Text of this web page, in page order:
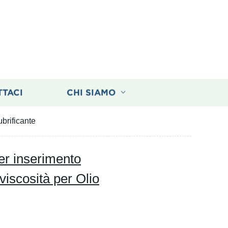
CHI SIAMO
inserimento
per Olio